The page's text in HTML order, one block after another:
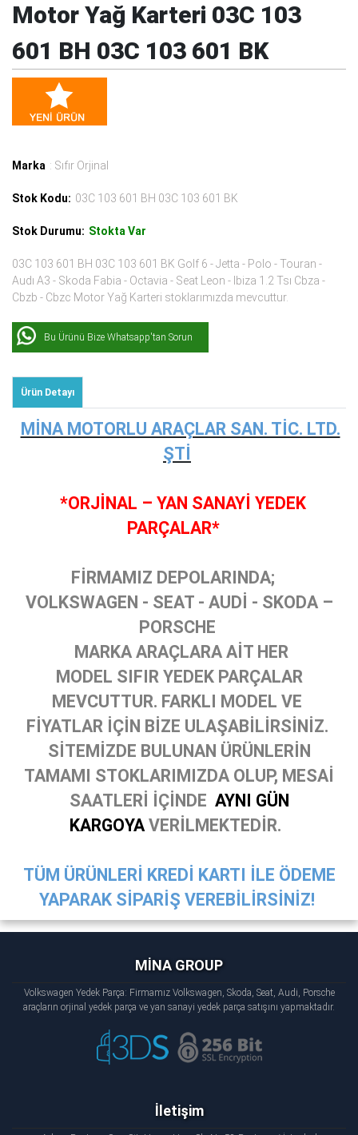
Motor Yağ Karteri 03C 103
601 BH 03C 103 601 BK
Marka : Sıfır Orjinal
Stok Kodu: 03C 103 601 BH 03C 103 601 BK
Stok Durumu: Stokta Var
03C 103 601 BH 03C 103 601 BK Golf 6 - Jetta - Polo - Touran -
Audı A3 - Skoda Fabia - Octavia - Seat Leon - Ibiza 1.2 Tsı Cbza -
Cbzb - Cbzc Motor Yağ Karteri stoklarımızda mevcuttur.
Bu Ürünü Bize Whatsapp'tan Sorun
Ürün Detayı
MİNA MOTORLU ARAÇLAR SAN. TİC. LTD.
ŞTİ
*ORJİNAL – YAN SANAYİ YEDEK
PARÇALAR*
FİRMAMIZ DEPOLARINDA;
VOLKSWAGEN - SEAT - AUDİ - SKODA –
PORSCHE
MARKA ARAÇLARA AİT HER
MODEL SIFIR YEDEK PARÇALAR
MEVCUTTUR. FARKLI MODEL VE
FİYATLAR İÇİN BİZE ULAŞABİLİRSİNİZ.
SİTEMİZDE BULUNAN ÜRÜNLERİN
TAMAMI STOKLARIMIZDA OLUP, MESAİ
SAATLERİ İÇİNDE AYNI GÜN
KARGOYA VERİLMEKTEDİR.
TÜM ÜRÜNLERİ KREDİ KARTI İLE ÖDEME
YAPARAK SİPARİŞ VEREBİLİRSİNİZ!
MİNA GROUP
Volkswagen Yedek Parça: Firmamız Volkswagen, Skoda, Seat, Audi, Porsche
araçların orjinal yedek parça ve yan sanayi yedek parça satışını yapmaktadır.
İletişim